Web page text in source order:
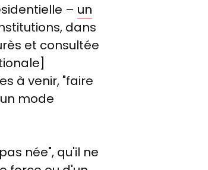
– un
dans
et consultée
à venir, "faire
mode
née", qu'il ne